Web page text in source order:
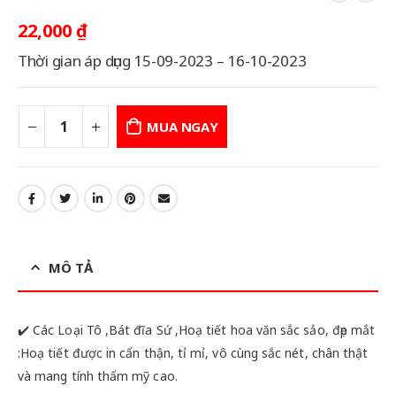
22,000 ₫
Thời gian áp dụng 15-09-2023 – 16-10-2023
MUA NGAY
MÔ TẢ
✔️ Các Loại Tô ,Bát đĩa Sứ ,Hoạ tiết hoa văn sắc sảo, đẹp mắt
:Hoạ tiết được in cẩn thận, tỉ mỉ, vô cùng sắc nét, chân thật
và mang tính thẩm mỹ cao.